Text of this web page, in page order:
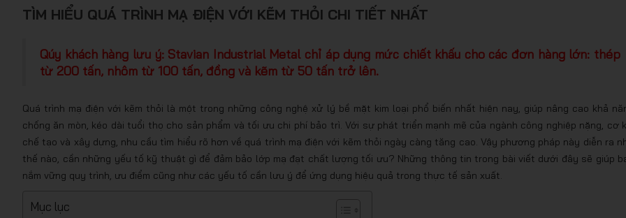
TÌM HIỂU QUÁ TRÌNH MẠ ĐIỆN VỚI KẼM THỎI CHI TIẾT NHẤT
Qúy khách hàng lưu ý: Stavian Industrial Metal chỉ áp dụng mức chiết khấu cho các đơn hàng lớn: thép
từ 200 tấn, nhôm từ 100 tấn, đồng và kẽm từ 50 tấn trở lên.
Quá trình mạ điện với kẽm thỏi là một trong những công nghệ xử lý bề mặt kim loại phổ biến nhất hiện nay, giúp nâng cao khả
chống ăn mòn, kéo dài tuổi thọ cho sản phẩm và tối ưu chi phí bảo trì. Với sự phát triển mạnh mẽ của ngành công nghiệp nặng, cơ
chế tạo và xây dựng, nhu cầu tìm hiểu rõ hơn về quá trình mạ điện với kẽm thỏi ngày càng tăng cao. Vậy phương pháp này diễn ra
thế nào, cần những yếu tố kỹ thuật gì để đảm bảo lớp mạ đạt chất lượng tối ưu? Những thông tin trong bài viết dưới đây sẽ giúp
nắm vững quy trình, ưu điểm cũng như các yếu tố cần lưu ý để ứng dụng hiệu quả trong thực tế sản xuất.
Mục lục